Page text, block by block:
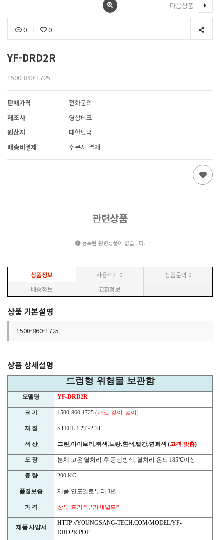
다음상품
0 0
YF-DRD2R
1500-860-1725
판매가격
전화문의
제조사
영상테크
원산지
대한민국
배송비결제
주문시 결제
관련상품
등록된 관련상품이 없습니다.
상품정보 사용후기 0 상품문의 0
배송정보
교환정보
상품 기본설명
1500-860-1725
상품 상세설명
드럼형 위험물 보관함
모델명 YF-DRD2R
크 기 1500-860-1725 (가로-깊이-높이)
재 질 STEEL 1.2T~2.3T
색 상 그린,아이보리,쥐색,노랑,흰색,빨강,연회색 (고객 맞춤)
도 장 분체 고온 열처리 후 공냉방식 열처리 온도 185℃이상
중 량 200 KG
품질보증 제품 인도일로부터 1 년
가 격 상부 표기 *부가세별도*
제품 사양서
HTTP://YOUNGSANG-TECH.COM/MODEL/YF-
DRD2R.PDF